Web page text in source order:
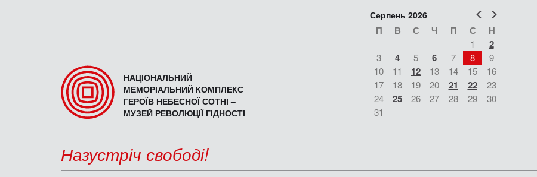
НАЦІОНАЛЬНИЙ
МЕМОРІАЛЬНИЙ КОМПЛЕКС
ГЕРОЇВ НЕБЕСНОЇ СОТНІ –
МУЗЕЙ РЕВОЛЮЦІЇ ГІДНОСТІ
Попер
Серпень 2026
П В С Ч П С Н
1 2
3 4 5 6 7 8
9
10
11 12 13 14 15
16
17
18 19 20 21 22
23
24
25 26 27 28 29
30
31
Назустріч свободі!